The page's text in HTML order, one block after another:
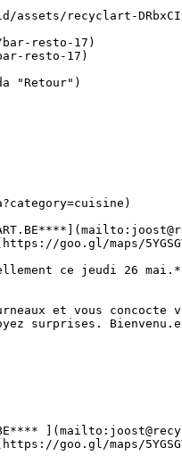
resto-17)
goo.gl/maps/
et vous concocte
surprises.
goo.gl/maps/